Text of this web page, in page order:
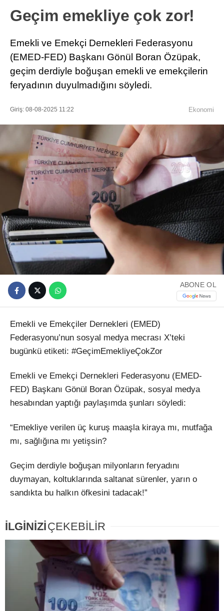
Geçim emekliye çok zor!
Emekli ve Emekçi Dernekleri Federasyonu
(EMED-FED) Başkanı Gönül Boran Özüpak,
geçim derdiyle boğuşan emekli ve emekçilerin
feryadının duyulmadığını söyledi.
Giriş: 08-08-2025 11:22 Ekonomi
ABONE OL
Emekli ve Emekçiler Dernekleri (EMED)
Federasyonu’nun sosyal medya mecrası X’teki
bugünkü etiketi: #GeçimEmekliyeÇokZor
Emekli ve Emekçi Dernekleri Federasyonu (EMED-
FED) Başkanı Gönül Boran Özüpak, sosyal medya
hesabından yaptığı paylaşımda şunları söyledi:
“Emekliye verilen üç kuruş maaşla kiraya mı, mutfağa
mı, sağlığına mı yetişsin?
Geçim derdiyle boğuşan milyonların feryadını
duymayan, koltuklarında saltanat sürenler, yarın o
sandıkta bu halkın öfkesini tadacak!”
İLGİNİZİÇEKEBİLİR